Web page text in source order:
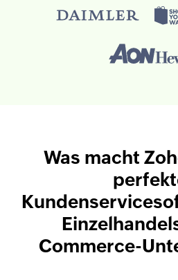
Was macht
Commerce-